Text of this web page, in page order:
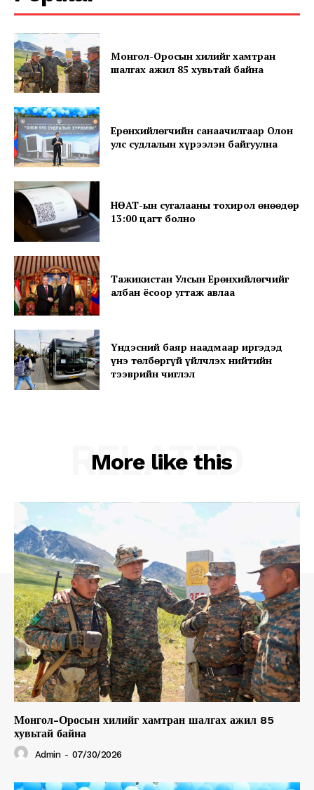
SUBSCRIBE NOW
Company
About
Contact us
Subscription Plans
My account
Монгол-Оросын хилийг хамтран
шалгах ажил 85 хувьтай байна
Ерөнхийлөгчийн санаачилгаар Олон
улс судлалын хүрээлэн байгуулна
НӨАТ-ын сугалааны тохирол өнөөдөр
13:00 цагт болно
Тажикистан Улсын Ерөнхийлөгчийг
албан ёсоор угтаж авлаа
Үндэсний баяр наадмаар иргэдэд
үнэ төлбөргүй үйлчлэх нийтийн
тээврийн чиглэл
More like this
RELATED
Монгол-Оросын хилийг хамтран шалгах ажил 85
хувьтай байна
Admin - 07/30/2026